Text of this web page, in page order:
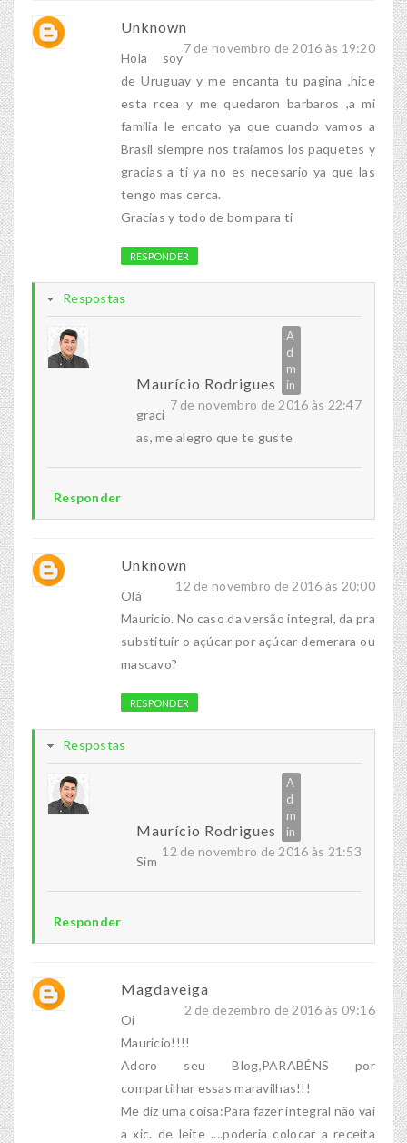
Unknown
7 de novembro de 2016 às 19:20
Hola soy
de Uruguay y me encanta tu pagina ,hice
esta rcea y me quedaron barbaros ,a mi
familia le encato ya que cuando vamos a
Brasil siempre nos traiamos los paquetes y
gracias a ti ya no es necesario ya que las
tengo mas cerca.
Gracias y todo de bom para ti
RESPONDER
Respostas
Maurício Rodrigues
7 de novembro de 2016 às 22:47
graci
as, me alegro que te guste
Responder
Unknown
12 de novembro de 2016 às 20:00
Olá
Mauricio. No caso da versão integral, da pra
substituir o açúcar por açúcar demerara ou
mascavo?
RESPONDER
Respostas
Maurício Rodrigues
12 de novembro de 2016 às 21:53
Sim
Responder
Magdaveiga
2 de dezembro de 2016 às 09:16
Oi
Mauricio!!!!
Adoro seu Blog,PARABÉNS por
compartilhar essas maravilhas!!!
Me diz uma coisa:Para fazer integral não vai
a xic. de leite ....poderia colocar a receita